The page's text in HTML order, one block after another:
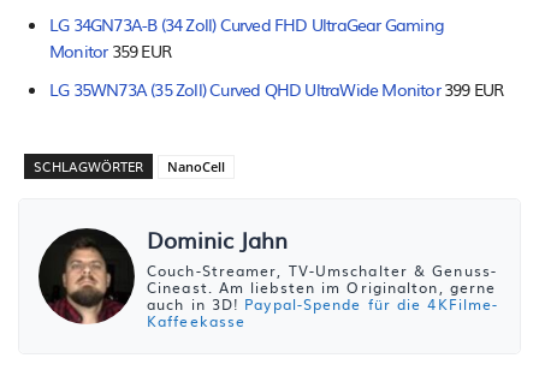
LG 34GN73A-B (34 Zoll) Curved FHD UltraGear Gaming
Monitor359 EUR
LG 35WN73A (35 Zoll) Curved QHD UltraWide Monitor399 EUR
SCHLAGWÖRTER NanoCell
Dominic Jahn
Couch-Streamer, TV-Umschalter & Genuss-
Cineast. Am liebsten im Originalton, gerne
auch in 3D! Paypal-Spende für die 4KFilme-
Kaffeekasse